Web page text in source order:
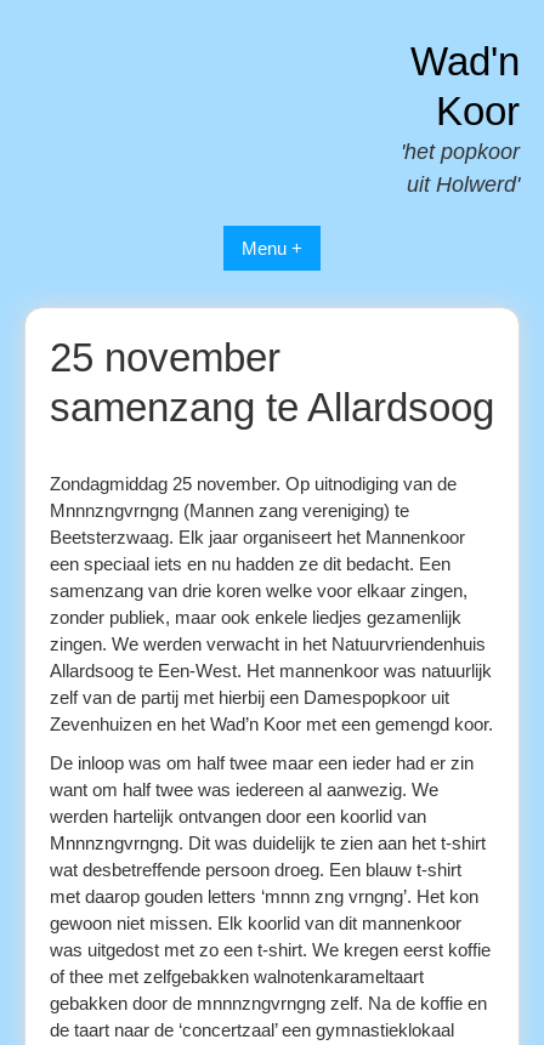
Wad'n
Koor
'het popkoor
uit Holwerd'
Menu +
25 november
samenzang te Allardsoog
Zondagmiddag 25 november. Op uitnodiging van de
Mnnnzngvrngng (Mannen zang vereniging) te
Beetsterzwaag. Elk jaar organiseert het Mannenkoor
een speciaal iets en nu hadden ze dit bedacht. Een
samenzang van drie koren welke voor elkaar zingen,
zonder publiek, maar ook enkele liedjes gezamenlijk
zingen. We werden verwacht in het Natuurvriendenhuis
Allardsoog te Een-West. Het mannenkoor was natuurlijk
zelf van de partij met hierbij een Damespopkoor uit
Zevenhuizen en het Wad’n Koor met een gemengd koor.
De inloop was om half twee maar een ieder had er zin
want om half twee was iedereen al aanwezig. We
werden hartelijk ontvangen door een koorlid van
Mnnnzngvrngng. Dit was duidelijk te zien aan het t-shirt
wat desbetreffende persoon droeg. Een blauw t-shirt
met daarop gouden letters ‘mnnn zng vrngng’. Het kon
gewoon niet missen. Elk koorlid van dit mannenkoor
was uitgedost met zo een t-shirt. We kregen eerst koffie
of thee met zelfgebakken walnotenkarameltaart
gebakken door de mnnnzngvrngng zelf. Na de koffie en
de taart naar de ‘concertzaal’ een gymnastieklokaal